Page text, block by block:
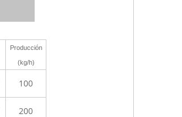
Producción
(kg/h)
100
200